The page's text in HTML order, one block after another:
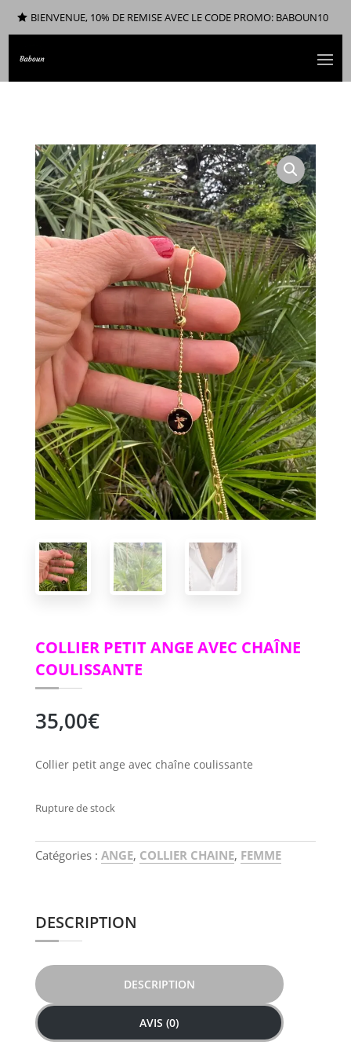
BIENVENUE, 10% DE REMISE AVEC LE CODE PROMO: BABOUN10
COLLIER PETIT ANGE AVEC CHAÎNE
COULISSANTE
35,00€
Collier petit ange avec chaîne coulissante
Rupture de stock
Catégories : ANGE, COLLIER CHAINE, FEMME
DESCRIPTION
DESCRIPTION
AVIS (0)